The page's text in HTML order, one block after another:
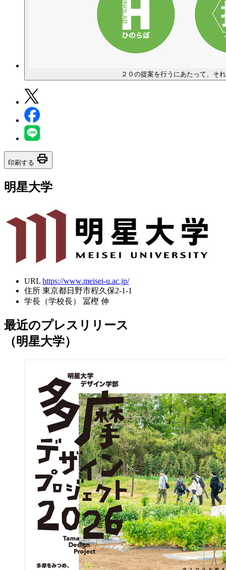
２０の提案を行うにあたって、そ
印刷する print
明星大学
URL https://www.meisei-u.ac.jp/
住所 東京都日野市程久保2-1-1
学長（学校長）
冨樫 伸
最近のプレスリリース
（明星大学）